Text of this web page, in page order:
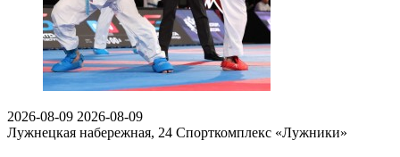
2026-08-09 2026-08-09
Лужнецкая набережная, 24 Спорткомплекс «Лужники»